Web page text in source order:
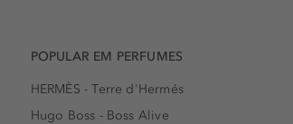
POPULAR EM PERFUMES
HERMÈS - Terre d'Hermés
Hugo Boss - Boss Alive